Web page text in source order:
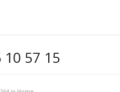
10 57 15